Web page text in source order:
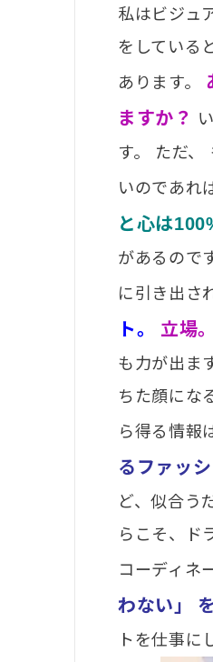
私はビジュ
をしている
あります。
ますか？
す。 ただ、
いのであれ
と心は
があるので
に引き出さ
ト。
立場。
も力が出ま
ちた顔にな
ら得る情報
るファッ
ど、似合う
らこそ、ド
コーディネ
わない」
トを仕事に